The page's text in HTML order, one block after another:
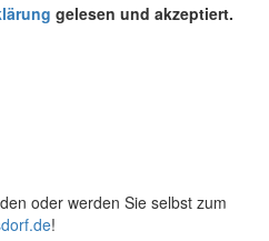
gelesen und akzeptiert.
oder werden Sie selbst zum
!